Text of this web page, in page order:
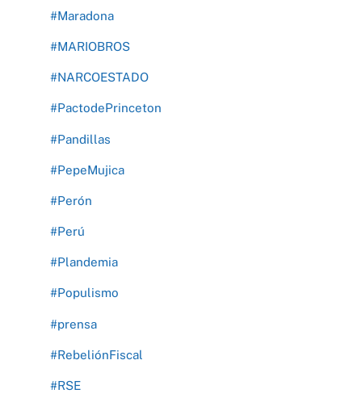
#Maradona
#MARIOBROS
#NARCOESTADO
#PactodePrinceton
#Pandillas
#PepeMujica
#Perón
#Perú
#Plandemia
#Populismo
#prensa
#RebeliónFiscal
#RSE